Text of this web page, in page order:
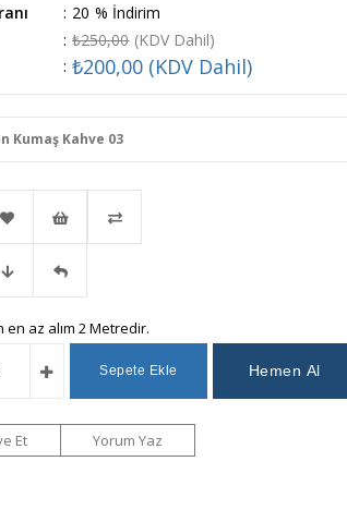
: %
20
İndirim
: ₺250,00 (KDV Dahil)
: ₺200,00 (KDV Dahil)
Kumaş Kahve 03
İstek
Listeme
Ekle
Gelince
Haber
en az alım 2 Metredir.
Et Yorum Yaz